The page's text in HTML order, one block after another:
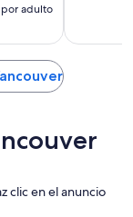
por adulto
clic en el anuncio